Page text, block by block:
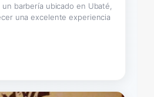
barbería ubicado en Ubaté,
una excelente experiencia